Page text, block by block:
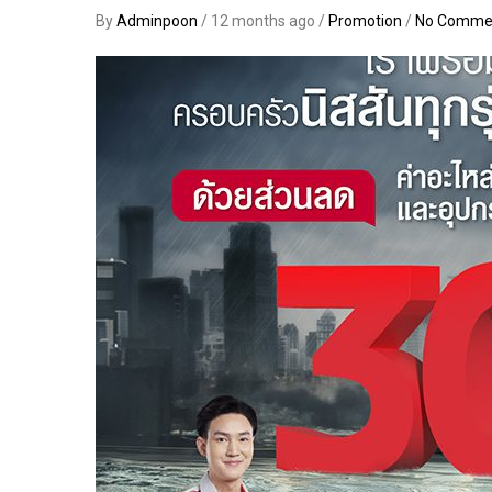
ByAdminpoon / 12 months ago / Promotion / No